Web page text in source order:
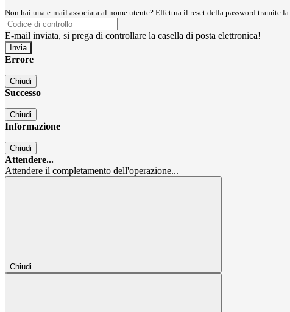
Non hai una e-mail associata al nome utente? Effettua il reset della password tramite la
E-mail inviata, si prega di controllare la casella di posta elettronica!
Errore
Chiudi
Successo
Chiudi
Informazione
Chiudi
Attendere...
Attendere il completamento dell'operazione...
Chiudi